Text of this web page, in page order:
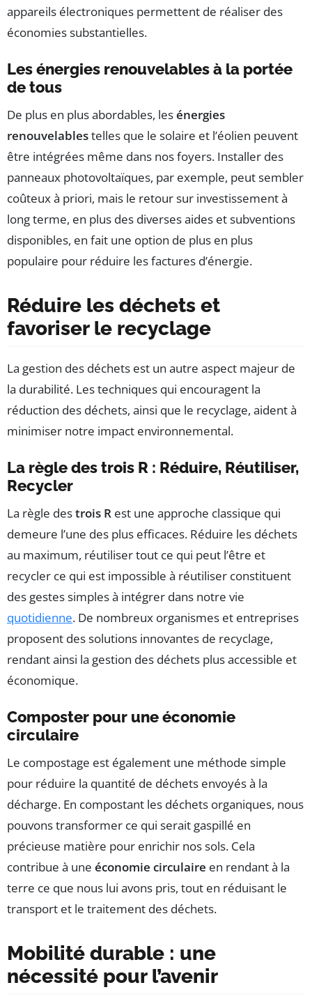
appareils électroniques permettent de réaliser des
économies substantielles.
Les énergies renouvelables à la portée
de tous
De plus en plus abordables, lesénergies
renouvelablestelles que le solaire et l’éolien peuvent
être intégrées même dans nos foyers. Installer des
panneaux photovoltaïques, par exemple, peut sembler
coûteux à priori, mais le retour sur investissement à
long terme, en plus des diverses aides et subventions
disponibles, en fait une option de plus en plus
populaire pour réduire les factures d’énergie.
Réduire les déchets et
favoriser le recyclage
La gestion des déchets est un autre aspect majeur de
la durabilité. Les techniques qui encouragent la
réduction des déchets, ainsi que le recyclage, aident à
minimiser notre impact environnemental.
La règle des trois R : Réduire, Réutiliser,
Recycler
La règle destrois R est une approche classique qui
demeure l’une des plus efficaces. Réduire les déchets
au maximum, réutiliser tout ce qui peut l’être et
recycler ce qui est impossible à réutiliser constituent
des gestes simples à intégrer dans notre vie
quotidienne. De nombreux organismes et entreprises
proposent des solutions innovantes de recyclage,
rendant ainsi la gestion des déchets plus accessible et
économique.
Composter pour une économie
circulaire
Le compostage est également une méthode simple
pour réduire la quantité de déchets envoyés à la
décharge. En compostant les déchets organiques, nous
pouvons transformer ce qui serait gaspillé en
précieuse matière pour enrichir nos sols. Cela
contribue à une économie circulaire en rendant à la
terre ce que nous lui avons pris, tout en réduisant le
transport et le traitement des déchets.
Mobilité durable : une
nécessité pour l’avenir